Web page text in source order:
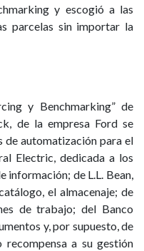
y escogió a las
parcelas sin importar la
y Benchmarking” de
de la empresa Ford se
de automatización para el
Electric, dedicada a los
información; de L.L. Bean,
el almacenaje; de
de trabajo; del Banco
y, por supuesto, de
recompensa a su gestión